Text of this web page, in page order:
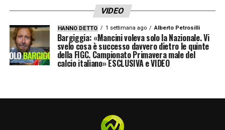
VIDEO
HANNO DETTO 1 settimana ago Alberto Petrosilli
Bargiggia: «Mancini voleva solo la Nazionale. Vi
svelo cosa è successo davvero dietro le quinte
della FIGC. Campionato Primavera male del
calcio italiano» ESCLUSIVA e VIDEO